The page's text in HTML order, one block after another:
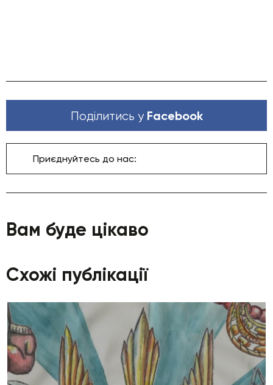
Поділитись у Facebook
Приєднуйтесь до нас:
Вам буде цікаво
Схожі публікації